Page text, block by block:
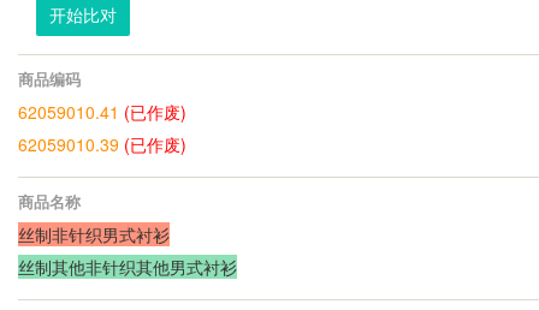
开始比对
商品编码
62059010.41 (已作废)
62059010.39 (已作废)
商品名称
丝制非针织男式衬衫
丝制其他非针织其他男式衬衫